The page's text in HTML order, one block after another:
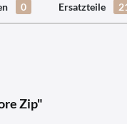
0 Ersatzteile
Zip"